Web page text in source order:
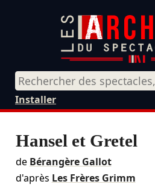
Installer
Hansel et Gretel
de Bérangère Gallot
d'après Les Frères Grimm